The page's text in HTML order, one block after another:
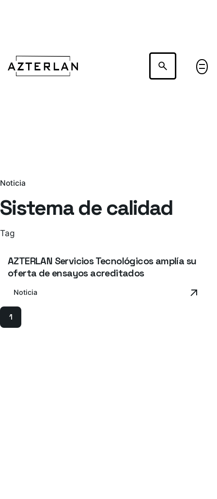
Noticia
Sistema de calidad
Tag
AZTERLAN Servicios Tecnológicos amplía su
oferta de ensayos acreditados
Noticia
1